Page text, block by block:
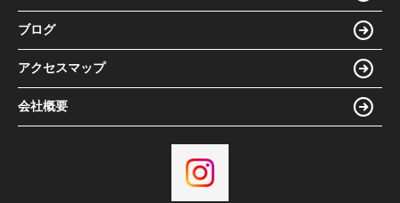
ブログ
アクセスマップ
会社概要